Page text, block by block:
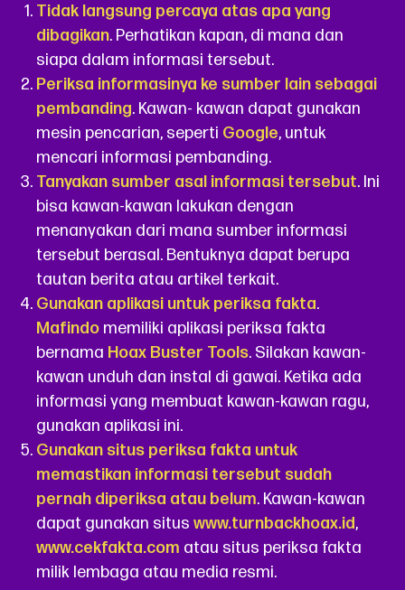
Tidak langsung percaya atas apa yang
dibagikan. Perhatikan kapan, di mana dan
siapa dalam informasi tersebut.
Periksa informasinya ke sumber lain sebagai
pembanding. Kawan- kawan dapat gunakan
mesin pencarian, seperti Google, untuk
mencari informasi pembanding.
Tanyakan sumber asal informasi tersebut. Ini
bisa kawan-kawan lakukan dengan
menanyakan dari mana sumber informasi
tersebut berasal. Bentuknya dapat berupa
tautan berita atau artikel terkait.
Gunakan aplikasi untuk periksa fakta.
Mafindo memiliki aplikasi periksa fakta
bernama Hoax Buster Tools. Silakan kawan-
kawan unduh dan instal di gawai. Ketika ada
informasi yang membuat kawan-kawan ragu,
gunakan aplikasi ini.
Gunakan situs periksa fakta untuk
memastikan informasi tersebut sudah
pernah diperiksa atau belum. Kawan-kawan
dapat gunakan situs www.turnbackhoax.id,
www.cekfakta.com atau situs periksa fakta
milik lembaga atau media resmi.